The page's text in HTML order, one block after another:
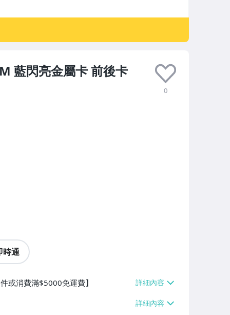
藍閃亮金屬卡 前後卡
0
時通
或消費滿$5000免運費】